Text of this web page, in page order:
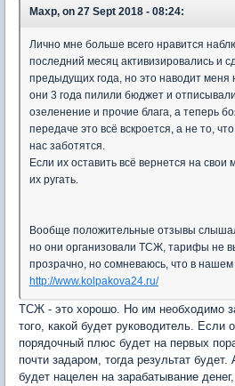
Maxp, on 27 Sept 2018 - 08:24:
Лично мне больше всего нравится
последний месяц активизировались и
предыдущих года, но это наводит меня
они 3 года пилили бюджет и
озеленение и прочие блага, а теперь
передаче это всё вскроется, а не то,
нас заботятся.
Если их оставить всё вернется на свои
их ругать.
Вообще положительные отзывы
но они организовали ТСЖ, тарифы не
прозрачно, но сомневаюсь, что в
http://www.kolpakova24.ru/
ТСЖ - это хорошо. Но им необходимо
того, какой будет руководитель. Если
порядочный плюс будет на первых
почти задаром, тогда результат
будет нацелен на зарабатывание